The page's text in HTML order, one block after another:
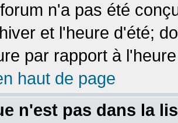
n'a pas été
et l'heure d'été;
par rapport à
haut de page
n'est pas dans la